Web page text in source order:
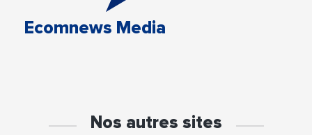
Ecomnews Media
Nos autres sites